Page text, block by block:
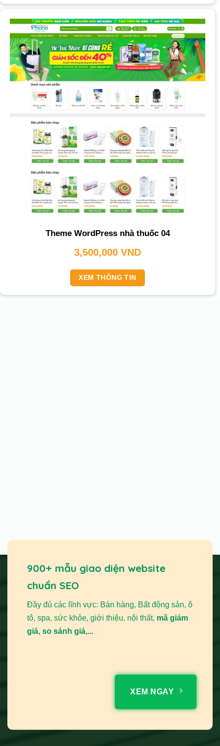
Theme WordPress nhà thuốc 04
3,500,000 VND
XEM THÔNG TIN
900+ mẫu giao diện website
chuẩn SEO
Đầy đủ các lĩnh vực: Bán hàng, Bất động sản, ô
tô, spa, sức khỏe, giới thiệu, nội thất, mã giảm
giá, so sánh giá,...
XEM NGAY